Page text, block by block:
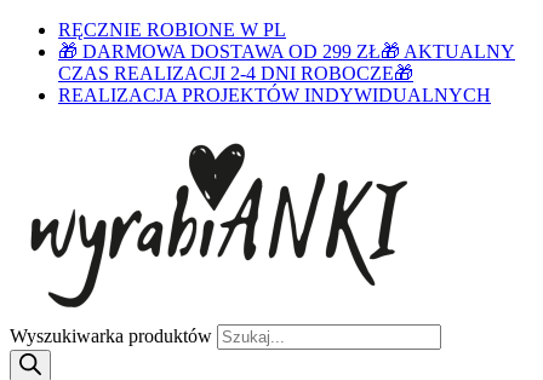
RĘCZNIE ROBIONE W PL
🎁 DARMOWA DOSTAWA OD 299 ZŁ🎁 AKTUALNY
CZAS REALIZACJI 2-4 DNI ROBOCZE🎁
REALIZACJA PROJEKTÓW INDYWIDUALNYCH
Wyszukiwarka produktów